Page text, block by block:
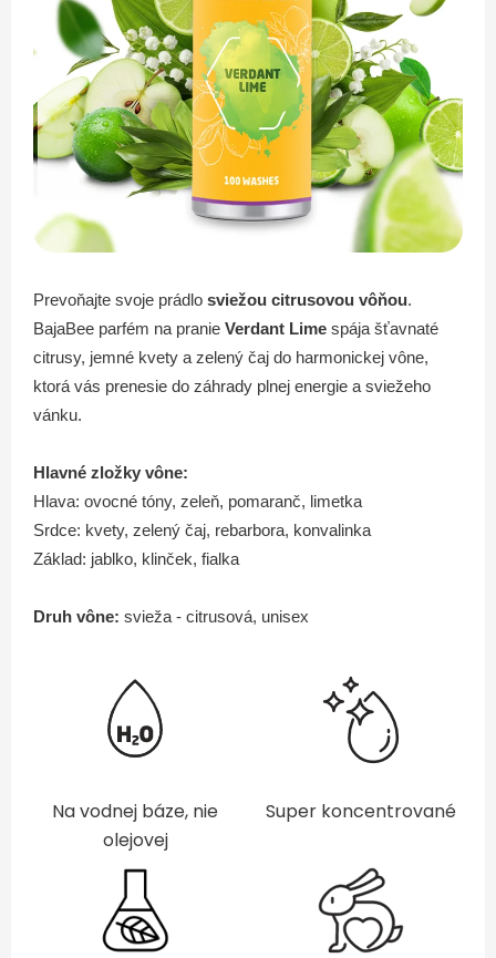
Prevoňajte svoje prádlo sviežou citrusovou vôňou.
BajaBee parfém na pranie Verdant Lime spája šťavnaté
citrusy, jemné kvety a zelený čaj do harmonickej vône,
ktorá vás prenesie do záhrady plnej energie a sviežeho
vánku.
Hlavné zložky vône:
Hlava: ovocné tóny, zeleň, pomaranč, limetka
Srdce: kvety, zelený čaj, rebarbora, konvalinka
Základ: jablko, klinček, fialka
Druh vône: svieža - citrusová, unisex
Na vodnej báze, nie
olejovej
Super koncentrované